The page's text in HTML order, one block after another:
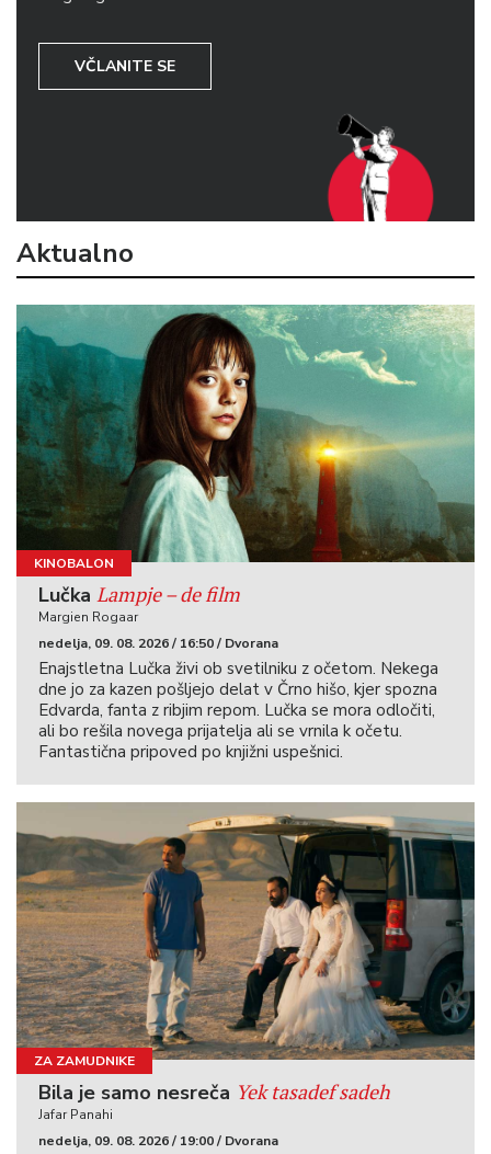
VČLANITE SE
Aktualno
KINOBALON
Lučka Lampje – de film
Margien Rogaar
nedelja, 09. 08. 2026 / 16:50 / Dvorana
Enajstletna Lučka živi ob svetilniku z očetom. Nekega
dne jo za kazen pošljejo delat v Črno hišo, kjer spozna
Edvarda, fanta z ribjim repom. Lučka se mora odločiti,
ali bo rešila novega prijatelja ali se vrnila k očetu.
Fantastična pripoved po knjižni uspešnici.
ZA ZAMUDNIKE
Bila je samo nesreča Yek tasadef sadeh
Jafar Panahi
nedelja, 09. 08. 2026 / 19:00 / Dvorana